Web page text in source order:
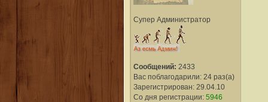
Супер Администратор
Сообщений: 2433
Вас поблагодарили: 24 раз(а)
Зарегистрирован: 29.04.10
Со дня регистрации: 5946